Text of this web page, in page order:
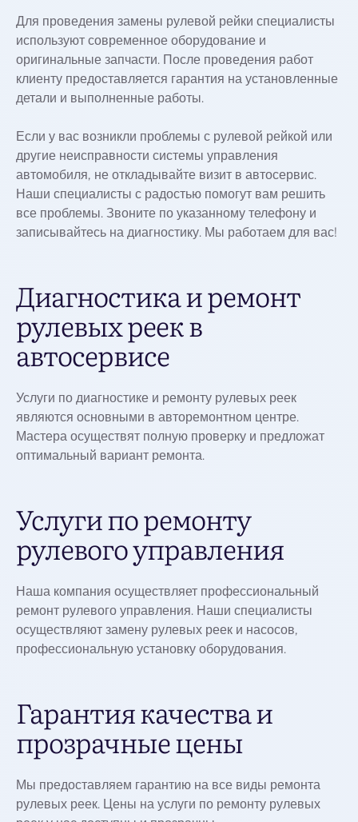
Для проведения замены рулевой рейки специалисты
используют современное оборудование и
оригинальные запчасти. После проведения работ
клиенту предоставляется гарантия на установленные
детали и выполненные работы.
Если у вас возникли проблемы с рулевой рейкой или
другие неисправности системы управления
автомобиля, не откладывайте визит в автосервис.
Наши специалисты с радостью помогут вам решить
все проблемы. Звоните по указанному телефону и
записывайтесь на диагностику. Мы работаем для вас!
Диагностика и ремонт
рулевых реек в
автосервисе
Услуги по диагностике и ремонту рулевых реек
являются основными в авторемонтном центре.
Мастера осуществят полную проверку и предложат
оптимальный вариант ремонта.
Услуги по ремонту
рулевого управления
Наша компания осуществляет профессиональный
ремонт рулевого управления. Наши специалисты
осуществляют замену рулевых реек и насосов,
профессиональную установку оборудования.
Гарантия качества и
прозрачные цены
Мы предоставляем гарантию на все виды ремонта
рулевых реек. Цены на услуги по ремонту рулевых